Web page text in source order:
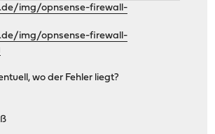
img/opnsense-firewall-
img/opnsense-firewall-
wo der Fehler liegt?